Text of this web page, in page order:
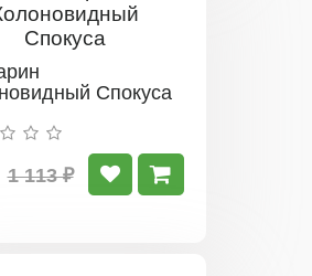
Спокуса
1 113 ₽